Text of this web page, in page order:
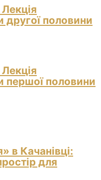
другої половини
першої половини
в Качанівці:
для